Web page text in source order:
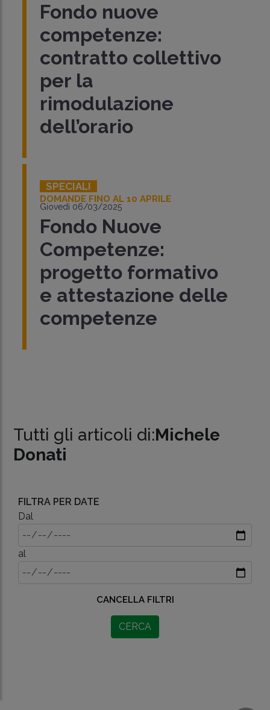
Fondo nuove
competenze:
contratto collettivo
per la
rimodulazione
dell’orario
SPECIALI
DOMANDE FINO AL 10 APRILE
Giovedì 06/03/2025
Fondo Nuove
Competenze:
progetto formativo
e attestazione delle
competenze
Tutti gli articoli di:Michele
Donati
FILTRA PER DATE
Dal
al
CANCELLA FILTRI
CERCA